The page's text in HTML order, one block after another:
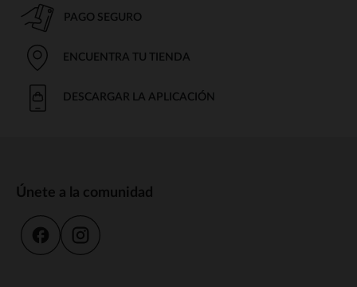
PAGO SEGURO
ENCUENTRA TU TIENDA
DESCARGAR LA APLICACIÓN
Únete a la comunidad